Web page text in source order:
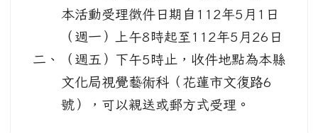
二、
本活動受理徵件日期自112年5月1日
（週一）上午8時起至112年5月26日
（週五）下午5時止，收件地點為本縣
文化局視覺藝術科（花蓮市文復路6
號），可以親送或郵方式受理。